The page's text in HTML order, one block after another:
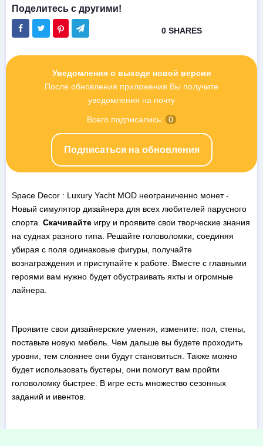
Уведомления о выходе новой версии
После обновления приложения Вы получите
уведомления на почту
Подписаться на обновления
Всего подписались: 0
Space Decor : Luxury Yacht MOD неограниченно монет -
Новый симулятор дизайнера для всех любителей парусного
спорта. Скачивайте игру и проявите свои творческие знания
на суднах разного типа. Решайте головоломки, соединяя
убирая с поля одинаковые фигуры, получайте
вознаграждения и приступайте к работе. Вместе с главными
героями вам нужно будет обустраивать яхты и огромные
лайнера.
Проявите свои дизайнерские умения, измените: пол, стены,
поставьте новую мебель. Чем дальше вы будете проходить
уровни, тем сложнее они будут становиться. Также можно
будет использовать бустеры, они помогут вам пройти
головоломку быстрее. В игре есть множество сезонных
заданий и ивентов.